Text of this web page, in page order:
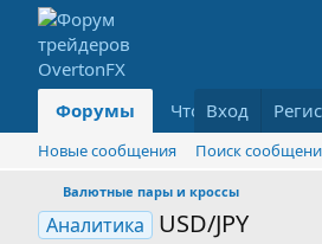
Форумы Что нового?
Вход
Новые сообщения Поиск
Валютные пары и кроссы
Аналитика USD/JPY